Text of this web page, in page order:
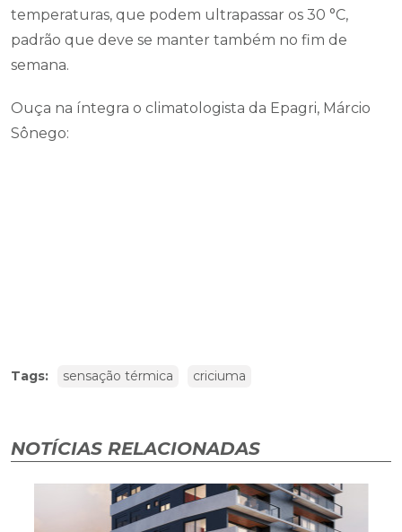
temperaturas, que podem ultrapassar os 30 °C,
padrão que deve se manter também no fim de
semana.
Ouça na íntegra o climatologista da Epagri, Márcio
Sônego:
Tags: sensação térmica criciuma
NOTÍCIAS RELACIONADAS